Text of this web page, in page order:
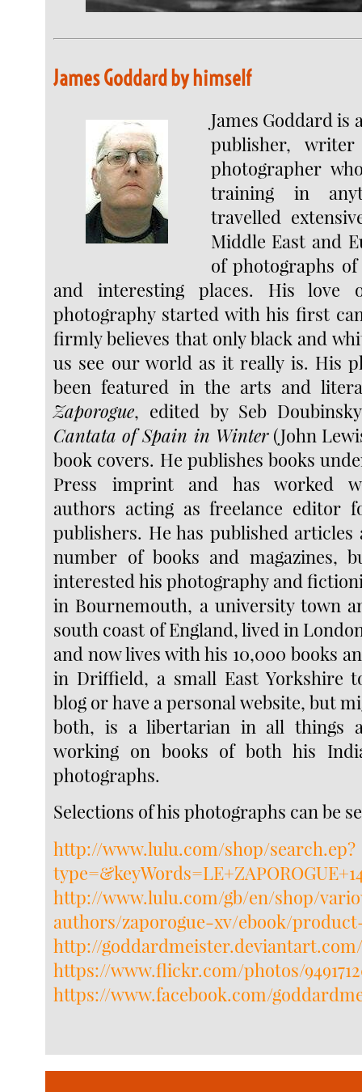
James Goddard by himself
James Goddard is
publisher,
photographer
training in
travelled
Middle East and
of photographs
and interesting places. His love
photography started with his first
firmly believes that only black and
us see our world as it really is. His
been featured in the arts and
Zaporogue, edited by Seb
Cantata of Spain in Winter(John
book covers. He publishes books
Press imprint and has worked
authors acting as freelance editor
publishers. He has published articles
number of books and magazines,
interested his photography and
in Bournemouth, a university town
south coast of England, lived in
and now lives with his 10,000 books
in Driffield, a small East Yorkshire
blog or have a personal website, but
both, is a libertarian in all things
working on books of both his
photographs.
Selections of his photographs can be
http://www.lulu.com/shop/search.ep?
http://www.lulu.com/gb/en/shop/
authors/zaporogue-xv/ebook/product-
http://
https://www.flickr.com/photos/
https://www.facebook.com/